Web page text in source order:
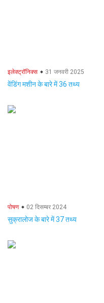
इलेक्ट्रॉनिक्स 31 जनवरी 2025
वेंडिंग मशीन के बारे में 36 तथ्य
पोषण 02 दिसम्बर 2024
सुक्रालोज के बारे में 37 तथ्य